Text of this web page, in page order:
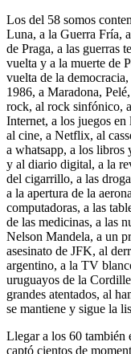
Los del 58 somos
Luna, a la Guerra Fría,
de Praga, a las guerras
vuelta y a la muerte de
vuelta de la
1986, a Maradona,
rock, al rock sinfónico,
Internet, a los juegos en
al cine, a Netflix, al
a whatsapp, a los libros
y al diario digital, a la
del cigarrillo, a las
a la apertura de la
computadoras, a las
de las medicinas, a las
Nelson Mandela, a un
asesinato de JFK, al
argentino, a la TV
uruguayos de la
grandes atentados, al
se mantiene y sigue la
Llegar a los 60 también
captó cientos de